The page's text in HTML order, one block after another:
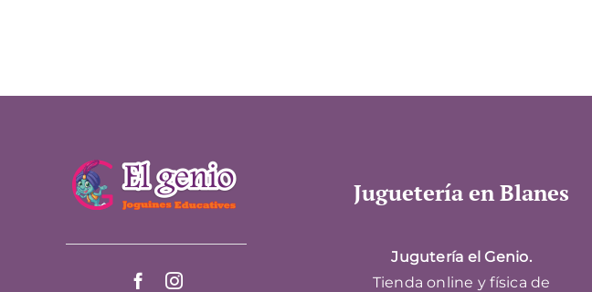
Juguetería en Blanes
Jugutería el Genio.
Tienda online y física de